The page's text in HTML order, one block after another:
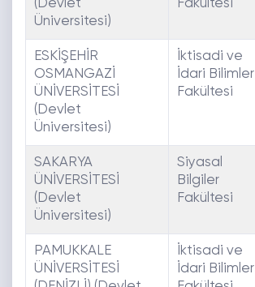
(Devlet
Üniversitesi)
Fakültesi
ESKİŞEHİR
OSMANGAZİ
ÜNİVERSİTESİ
(Devlet
Üniversitesi)
İktisadi ve
İdari Bilimler
Fakültesi
SAKARYA
ÜNİVERSİTESİ
(Devlet
Üniversitesi)
Siyasal
Bilgiler
Fakültesi
PAMUKKALE
ÜNİVERSİTESİ
İktisadi ve
İdari Bilimler